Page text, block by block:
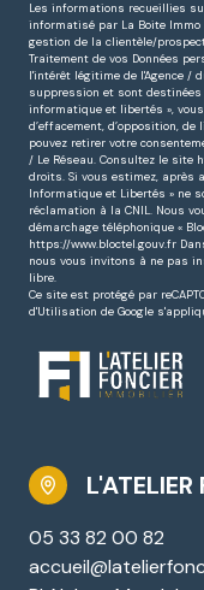
Les informations recueillies
informatisé par La Boite
gestion de la clientèle/
Traitement de vos Données
l'intérêt légitime de l'Agence /
suppression et sont destinées
informatique et libertés »,
d’effacement, d’opposition,
pouvez retirer votre
/ Le Réseau. Consultez le
droits. Si vous estimez, après
Informatique et Libertés » ne
réclamation à la CNIL. Nous
démarchage téléphonique «
https://www.bloctel.gouv.fr
nous vous invitons à ne pas
libre.
Ce site est protégé par
d'Utilisation de Google
05 33 82 00 82